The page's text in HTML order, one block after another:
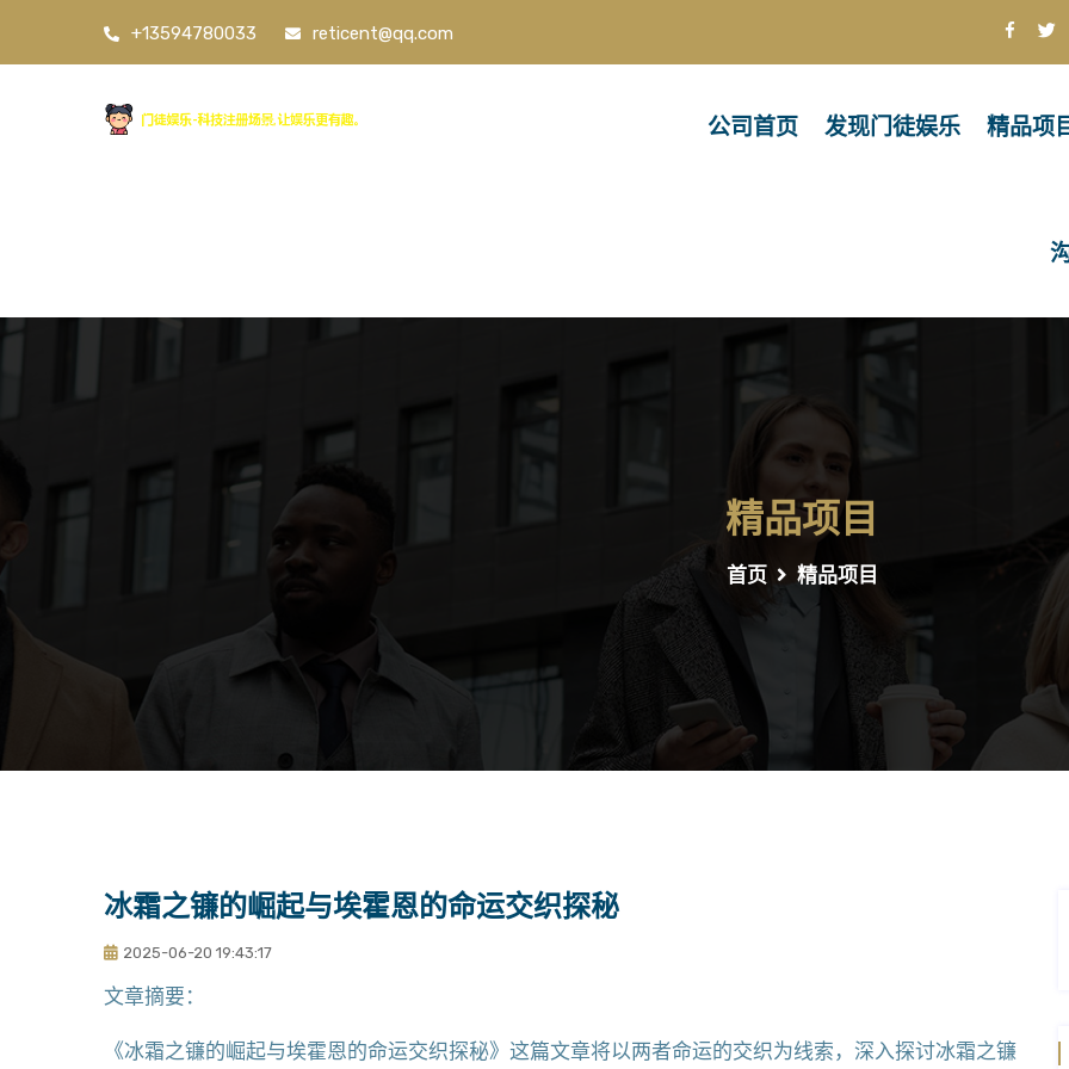
+13594780033 reticent@qq.com
公司首页 发现门徒娱乐 精品项
精品项目
首页 精品项目
冰霜之镰的崛起与埃霍恩的命运交织探秘
2025-06-20 19:43:17
文章摘要：
《冰霜之镰的崛起与埃霍恩的命运交织探秘》这篇文章将以两者命运的交织为线索，深入探讨冰霜之镰